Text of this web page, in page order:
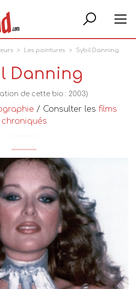
Les pointures Sybil Danning
Danning
de cette bio : 2003)
/ Consulter les films
chroniqués